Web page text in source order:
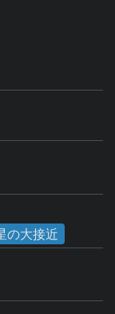
の大接近